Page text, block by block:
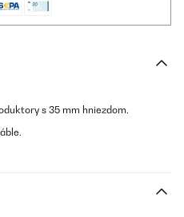
s 35 mm hniezdom.